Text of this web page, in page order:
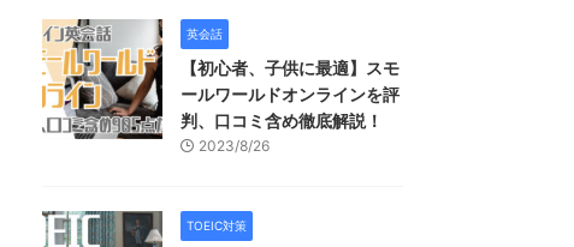
英会話
【初心者、子供に最適】スモ
ールワールドオンラインを評
判、口コミ含め徹底解説！
2023/8/26
TOEIC対策